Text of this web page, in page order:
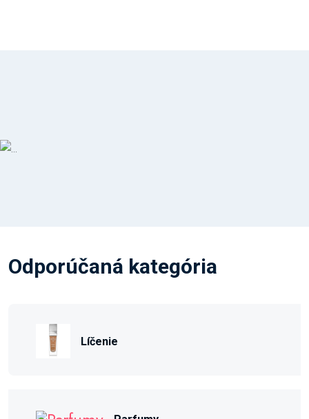
Odporúčaná kategória
Líčenie